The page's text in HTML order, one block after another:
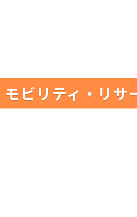
ビリティ・リサ